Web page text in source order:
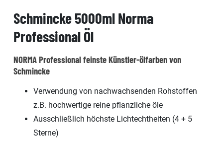
Schmincke 5000ml Norma
Professional Öl
NORMA Professional feinste Künstler-ölfarben von
Schmincke
Verwendung von nachwachsenden Rohstoffen
z.B. hochwertige reine pflanzliche öle
Ausschließlich höchste Lichtechtheiten (4 + 5
Sterne)